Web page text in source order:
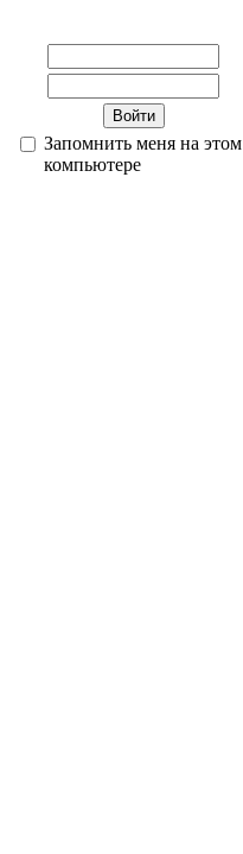
Запомнить меня на этом
компьютере